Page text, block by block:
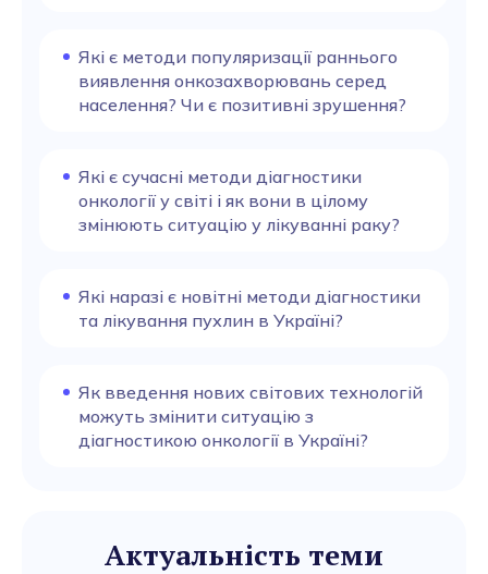
Які є методи популяризації раннього
виявлення онкозахворювань серед
населення? Чи є позитивні зрушення?
Які є сучасні методи діагностики
онкології у світі і як вони в цілому
змінюють ситуацію у лікуванні раку?
Які наразі є новітні методи діагностики
та лікування пухлин в Україні?
Як введення нових світових технологій
можуть змінити ситуацію з
діагностикою онкології в Україні?
Актуальність теми